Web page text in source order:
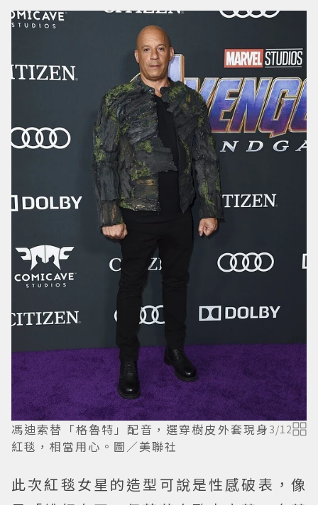
馮迪索替「格魯特」配音，選穿樹皮外套現身
紅毯，相當用心。圖／美聯社
3/12
此次紅毯女星的造型可說是性感破表，像